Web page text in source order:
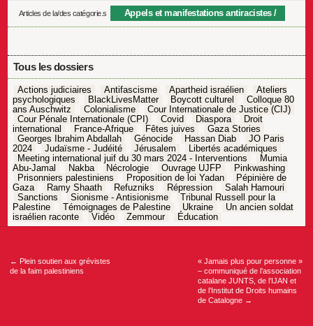
Articles de la/des catégorie.s Appels et manifestations antiracistes
Tous les dossiers
Actions judiciaires Antifascisme Apartheid israélien
Ateliers
psychologiques
BlackLivesMatter Boycott culturel
Colloque 80
ans Auschwitz
Colonialisme
Cour Internationale de Justice (CIJ)
Cour Pénale Internationale (CPI)
Covid Diaspora
Droit
international
France-Afrique Fêtes juives
Gaza Stories
Georges Ibrahim Abdallah
Génocide Hassan Diab
JO Paris
2024
Judaïsme - Judéité Jérusalem
Libertés académiques
Meeting international juif du 30 mars 2024 - Interventions
Mumia
Abu-Jamal
Nakba Nécrologie Ouvrage UJFP
Pinkwashing
Prisonniers palestiniens
Proposition de loi Yadan
Pépinière de
Gaza
Ramy Shaath Refuzniks Répression
Salah Hamouri
Sanctions
Sionisme - Antisionisme
Tribunal Russell pour la
Palestine
Témoignages de Palestine Ukraine
Un ancien soldat
israélien raconte
Vidéo Zemmour Éducation
Navigation
← Plein soutien aux grévistes
de la faim palestiniens
« Jamais plus pour personne »
– communiqué de l’association
catalane JUNTS, de l’IJAN et
de l’Institut de Droits humains
de Catalogne →